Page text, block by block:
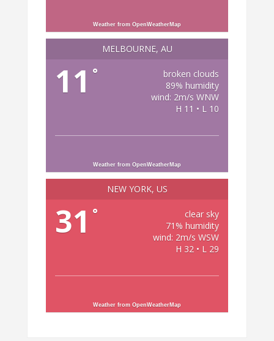
Weather from OpenWeatherMap
MELBOURNE, AU
11 °
broken clouds
89% humidity
wind: 2m/s WNW
H 11 • L 10
Weather from OpenWeatherMap
NEW YORK, US
31 °
clear sky
71% humidity
wind: 2m/s WSW
H 32 • L 29
Weather from OpenWeatherMap